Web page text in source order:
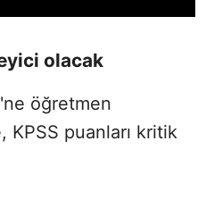
olacak
öğretmen
KPSS puanları kritik